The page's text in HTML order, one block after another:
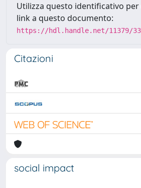
Utilizza questo identificativo
link a questo documento:
https://hdl.handle.net/11379/
Citazioni
social impact